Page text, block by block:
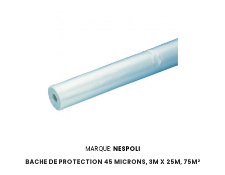
MARQUE: NESPOLI
BACHE DE PROTECTION 45 MICRONS, 3M X 25M, 75M²